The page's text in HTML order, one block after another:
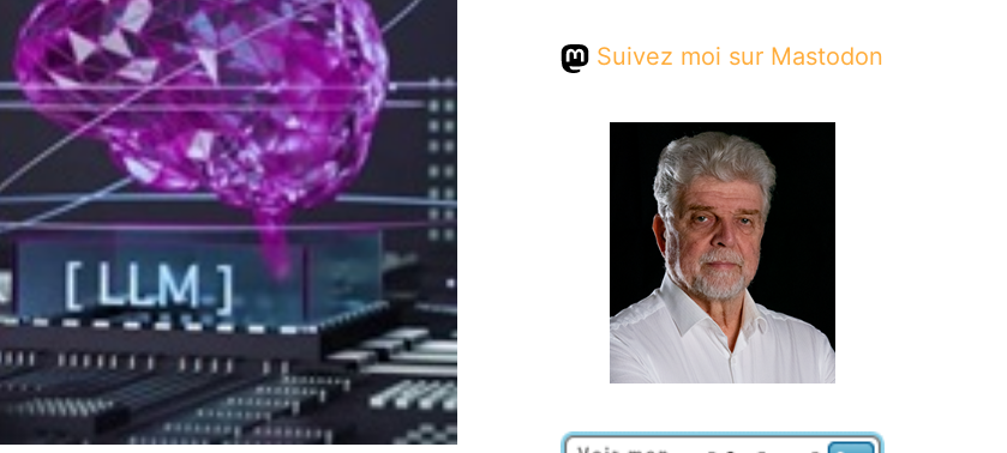
Suivez moi sur Mastodon